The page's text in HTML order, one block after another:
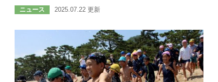
ニュース 2025.07.22 更新